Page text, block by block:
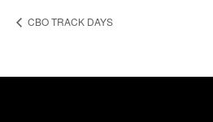
CBO TRACK DAYS